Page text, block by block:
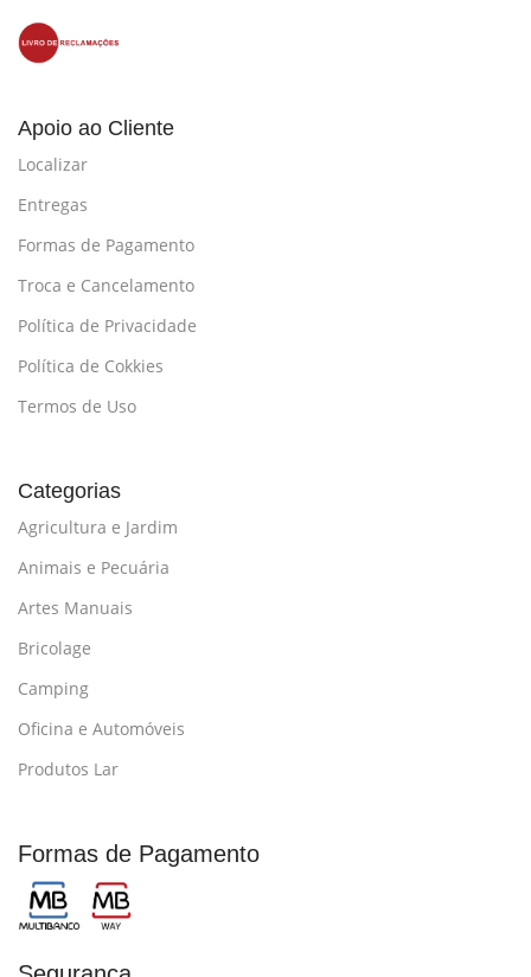
Apoio ao Cliente
Localizar
Entregas
Formas de Pagamento
Troca e Cancelamento
Política de Privacidade
Política de Cokkies
Termos de Uso
Categorias
Agricultura e Jardim
Animais e Pecuária
Artes Manuais
Bricolage
Camping
Oficina e Automóveis
Produtos Lar
Formas de Pagamento